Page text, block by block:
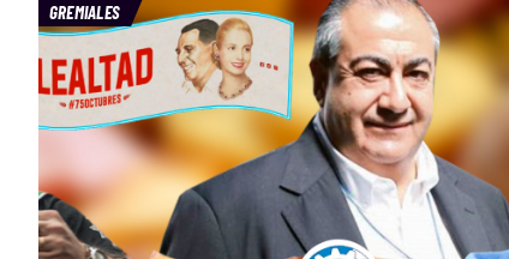
GREMIALES